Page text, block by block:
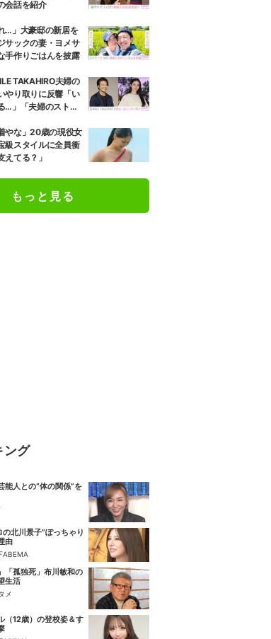
会話を紹介
…」大豪邸の新居を
サックの妻・ヨメサ
手作りごはんを披露
TAKAHIRO夫婦の
やり取りに反響「い
…」「夫婦のストー
やな」20歳の現役女
級スタイルに全員衝
えてる？」
もっと見る
ング
能人との“体の関係”を
北川景子”ぽっちゃり
由
ABEMA
「孤独死」布川敏和の
生活
メ
（12歳）の登校姿＆す